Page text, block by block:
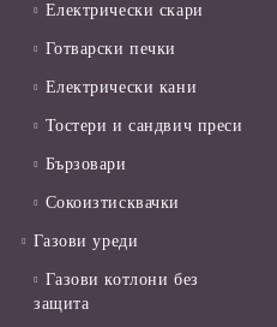
Електрически скари
Готварски печки
Електрически кани
Тостери и сандвич преси
Бързовари
Сокоизтисквачки
Газови уреди
Газови котлони без
защита